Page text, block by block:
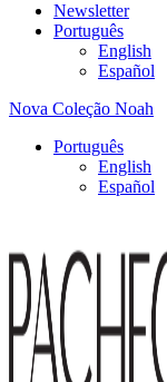
Newsletter
Português
English
Español
Nova Coleção Noah
Português
English
Español